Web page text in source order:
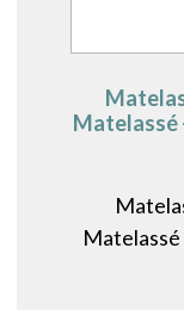
Matelassé
Matelassé